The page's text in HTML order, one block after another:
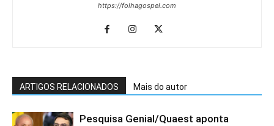
https://folhagospel.com
ARTIGOS RELACIONADOS Mais do autor
Pesquisa Genial/Quaest aponta